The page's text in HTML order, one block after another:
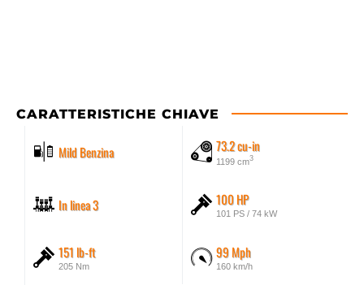
CARATTERISTICHE CHIAVE
Mild Benzina 73.2 cu-in
1199 cm3
In linea 3 100 HP
101 PS / 74 kW
151 lb-ft
205 Nm
99 Mph
160 km/h